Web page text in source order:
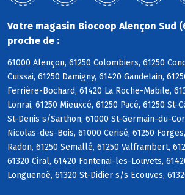
Votre magasin Biocoop Alençon Sud
proche de :
61000 Alençon, 61250 Colombiers, 61250
Cuissai, 61250 Damigny, 61420 Gandelain,
Ferrière-Bochard, 61420 La Roche-Mabile,
Lonrai, 61250 Mieuxcé, 61250 Pacé, 61250 St-
St-Denis s/Sarthon, 61000 St-Germain-du-
Nicolas-des-Bois, 61000 Cerisé, 61250
Radon, 61250 Semallé, 61250 Valframbert,
61320 Ciral, 61420 Fontenai-les-Louvets,
Longuenoë, 61320 St-Didier s/s Ecouves,